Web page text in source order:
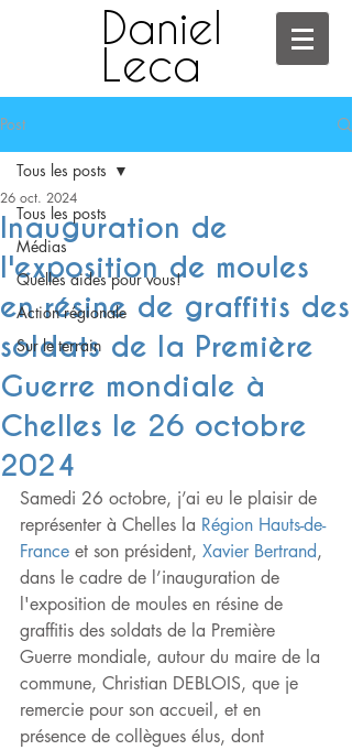
Daniel
Leca
Post
Tous les posts
Médias
Quelles aides pour vous!
Action régionale
Sur le terrain
Tous les posts
Inauguration de
l'exposition de moules
en résine de graffitis des
soldats de la Première
Guerre mondiale à
Chelles le 26 octobre
2024
26 oct. 2024
Samedi 26 octobre, j’ai eu le plaisir de
représenter à Chelles la Région Hauts-de-
France et son président, Xavier Bertrand,
dans le cadre de l’inauguration de
l'exposition de moules en résine de
graffitis des soldats de la Première
Guerre mondiale, autour du maire de la
commune, Christian DEBLOIS, que je
remercie pour son accueil, et en
présence de collègues élus, dont